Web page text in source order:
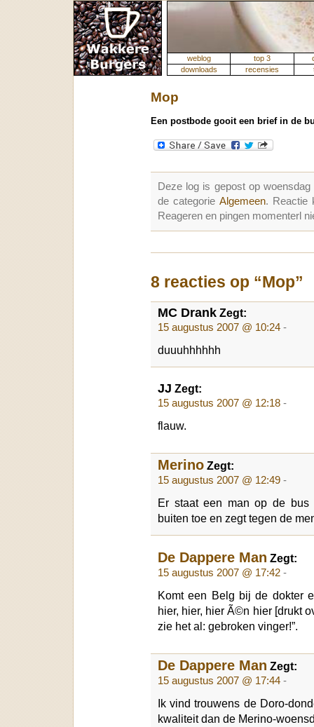
weblog top 3
downloads
recensies
Mop
Een postbode gooit een brief in de
Deze log is gepost op
de categorie Algemeen. Reactie
Reageren en pingen momenterl
8 reacties op “Mop”
MC Drank Zegt:
15 augustus 2007 @ 10:24 -
duuuhhhhhh
JJ Zegt:
15 augustus 2007 @ 12:18 -
flauw.
Merino Zegt:
15 augustus 2007 @ 12:49 -
Er staat een man op de bus
buiten toe en zegt tegen de
De Dappere Man Zegt:
15 augustus 2007 @ 17:42 -
Komt een Belg bij de dokter
hier, hier, hier Ã©n hier [drukt
zie het al: gebroken vinger!”.
De Dappere Man Zegt:
15 augustus 2007 @ 17:44 -
Ik vind trouwens de Doro-
kwaliteit dan de Merino-